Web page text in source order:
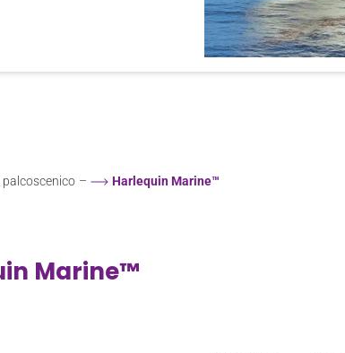
palcoscenico – Harlequin Marine™
Marine™